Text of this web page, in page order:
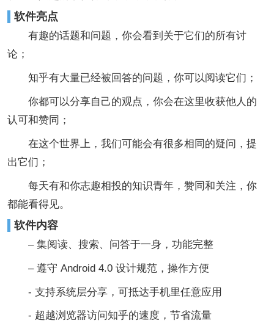
软件亮点
有趣的话题和问题，你会看到关于它们的所有讨
论；
知乎有大量已经被回答的问题，你可以阅读它们；
你都可以分享自己的观点，你会在这里收获他人的
认可和赞同；
在这个世界上，我们可能会有很多相同的疑问，提
出它们；
每天有和你志趣相投的知识青年，赞同和关注，你
都能看得见。
软件内容
– 集阅读、搜索、问答于一身，功能完整
– 遵守 Android 4.0 设计规范，操作方便
- 支持系统层分享，可抵达手机里任意应用
- 超越浏览器访问知乎的速度，节省流量